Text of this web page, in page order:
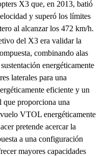
X3 que, en 2013, batió
y superó los límites
al alcanzar los 472 km/h.
del X3 era validar la
combinando alas
energéticamente
laterales para una
eficiente y un
que proporciona una
VTOL energéticamente
pretende acercar la
a una configuración
mayores capacidades